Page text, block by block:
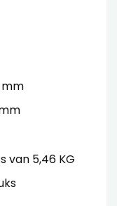
mm
van 5,46 KG